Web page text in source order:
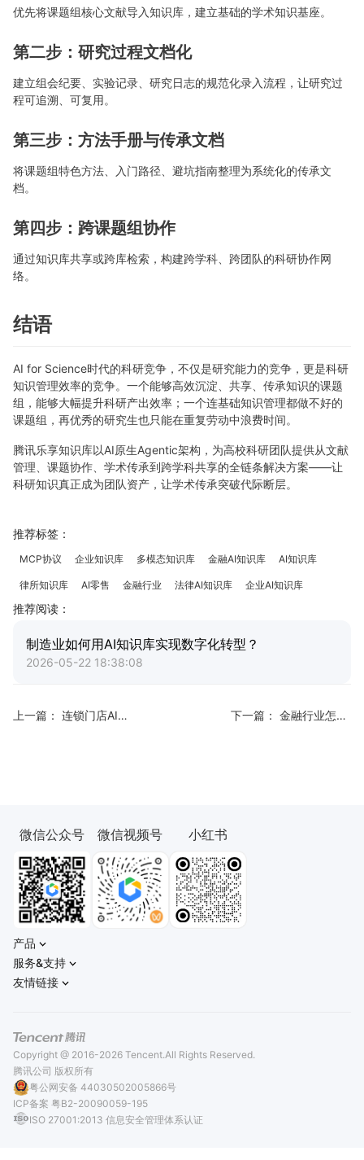
优先将课题组核心文献导入知识库，建立基础的学术知识基座。
第二步：研究过程文档化
建立组会纪要、实验记录、研究日志的规范化录入流程，让研究过
程可追溯、可复用。
第三步：方法手册与传承文档
将课题组特色方法、入门路径、避坑指南整理为系统化的传承文
档。
第四步：跨课题组协作
通过知识库共享或跨库检索，构建跨学科、跨团队的科研协作网
络。
结语
AI for Science时代的科研竞争，不仅是研究能力的竞争，更是科研
知识管理效率的竞争。一个能够高效沉淀、共享、传承知识的课题
组，能够大幅提升科研产出效率；一个连基础知识管理都做不好的
课题组，再优秀的研究生也只能在重复劳动中浪费时间。
腾讯乐享知识库以AI原生Agentic架构，为高校科研团队提供从文献
管理、课题协作、学术传承到跨学科共享的全链条解决方案——让
科研知识真正成为团队资产，让学术传承突破代际断层。
推荐标签：
MCP协议 企业知识库 多模态知识库 金融AI知识库 AI知识库
律所知识库 AI零售 金融行业 法律AI知识库 企业AI知识库
推荐阅读：
制造业如何用AI知识库实现数字化转型？
2026-05-22 18:38:08
上一篇： 连锁门店AI知识库如何搭建 下一篇： 金融行业怎么用AI提效
微信公众号 微信视频号 小红书
产品
服务&支持
友情链接
Copyright @ 2016-2026 Tencent.All Rights Reserved.
腾讯公司 版权所有
粤公网安备 44030502005866号
ICP备案 粤B2-20090059-195
ISO 27001:2013 信息安全管理体系认证